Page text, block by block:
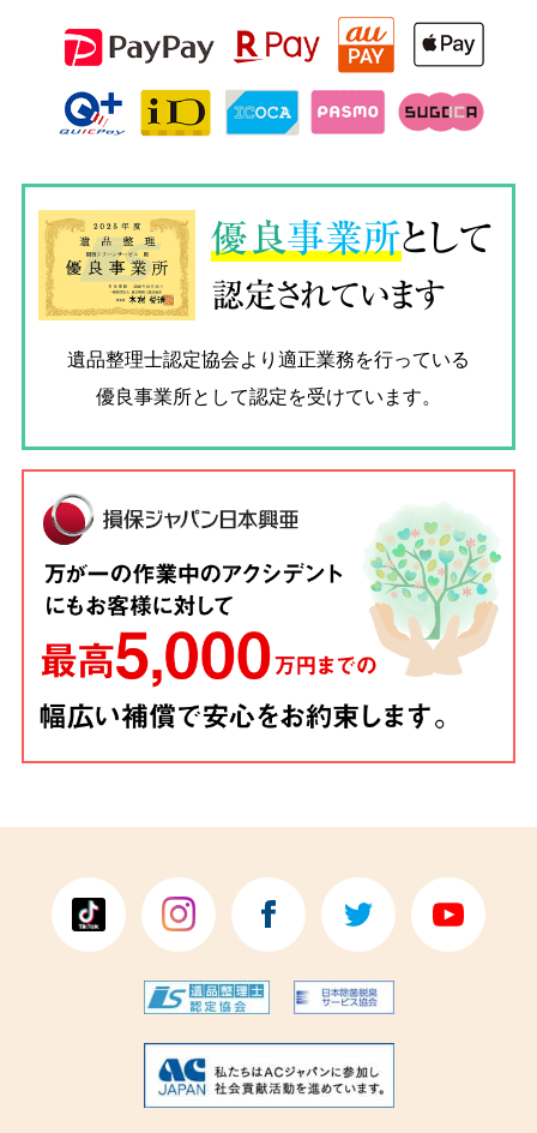
優良事業所として
認定されています
遺品整理士認定協会より適正業務を行っている
優良事業所として認定を受けています。